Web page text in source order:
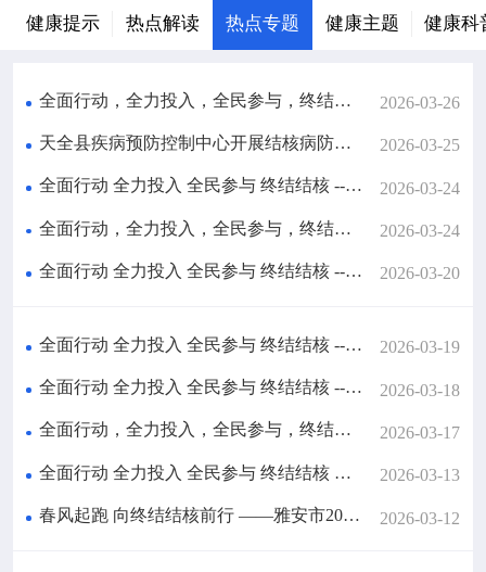
健康提示 热点解读 热点专题 健康主题 健康科
政策法规 
互动交流
全面行动，全力投入，全民参与，终结结核 --“3.24结核病日”系列宣传活动之进企业 2026-03-26
天全县疾病预防控制中心开展结核病防治知识全方位普及活动 2026-03-25
全面行动 全力投入 全民参与 终结结核 ---“3.24世界结核病日”系列宣传活动之进敬老院 2026-03-24
全面行动，全力投入，全民参与，终结结核 --“3.24世界结核病日”系列宣传活动之进校园 2026-03-24
全面行动 全力投入 全民参与 终结结核 ---“3.24世界结核病日”系列宣传活动之进医院 2026-03-20
全面行动 全力投入 全民参与 终结结核 ---“3.24结核病日”系列宣传活动之进企业 2026-03-19
全面行动 全力投入 全民参与 终结结核 ---“3.24结核病日”系列宣传活动之进社区及学校 2026-03-18
全面行动，全力投入，全民参与，终结结核 ——“3.24结核病日”系列宣传活动之进监管场所 2026-03-17
全面行动 全力投入 全民参与 终结结核 ——第31个“世界防治结核病日”系列宣传之进社区、进家庭 2026-03-13
春风起跑 向终结结核前行 ——雅安市2026年结核病防治健康跑活动顺利举行 2026-03-12